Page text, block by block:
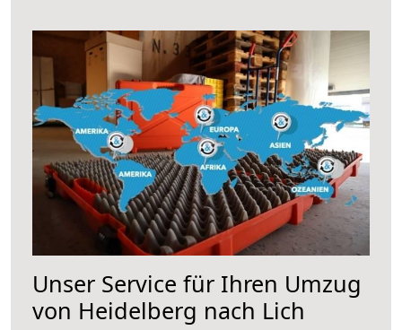
Unser Service für Ihren Umzug
von Heidelberg nach Lich